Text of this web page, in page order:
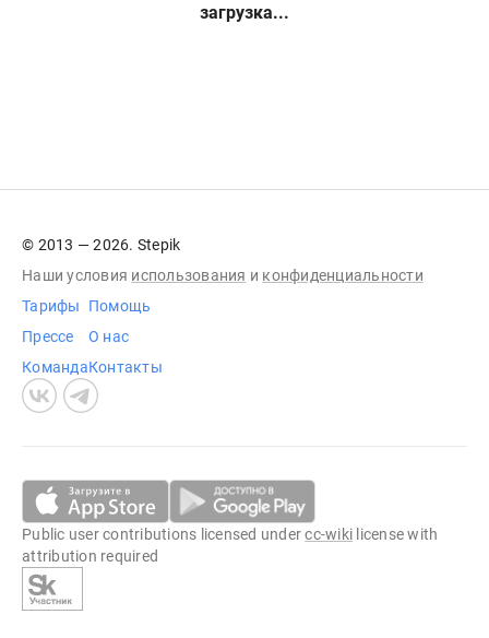
загрузка...
© 2013 — 2026. Stepik
Наши условия использования и конфиденциальности
Тарифы
Прессе
Команда
Помощь
О нас
Контакты
Public user contributions licensed undercc-wiki license with
attribution required